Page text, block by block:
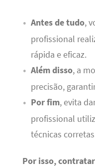
Antes de tudo,
profissional
rápida e eficaz.
Além disso, a
precisão,
Por fim, evita
profissional
técnicas
Por isso,